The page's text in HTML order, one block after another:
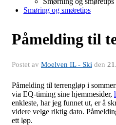
Smøring og smøretips
Påmelding til
Postet av Moelven IL - Ski den
Påmelding til terrengløp i
via EQ-timing sine hjemmesider,
enkleste, har jeg funnet ut, er å
videre velge riktig dato.
ett løp.